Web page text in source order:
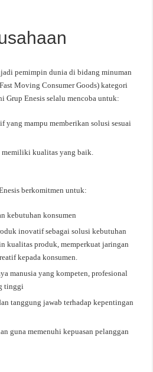
pemimpin dunia di bidang minuman
Moving Consumer Goods) kategori
Enesis selalu mencoba untuk:
mampu memberikan solusi sesuai
kualitas yang baik.
berkomitmen untuk:
kebutuhan konsumen
inovatif sebagai solusi kebutuhan
kualitas produk, memperkuat jaringan
kepada konsumen.
manusia yang kompeten, profesional
tinggi
tanggung jawab terhadap kepentingan
guna memenuhi kepuasan pelanggan